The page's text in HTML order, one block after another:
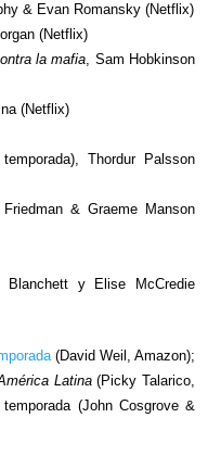
& Evan Romansky (Netflix)
(Netflix)
la mafia, Sam Hobkinson
(Netflix)
Thordur Palsson
& Graeme Manson
y Elise McCredie
(David Weil, Amazon);
Latina(Picky Talarico,
(John Cosgrove &